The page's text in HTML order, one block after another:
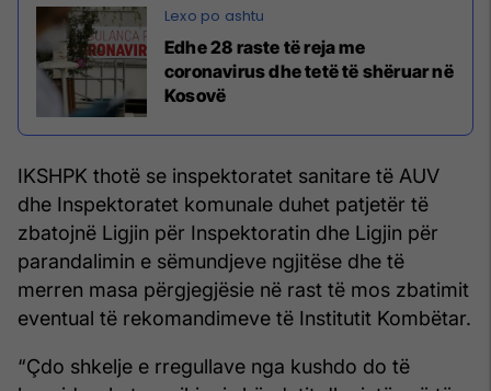
Edhe 28 raste të reja me
coronavirus dhe tetë të shëruar në
Kosovë
IKSHPK thotë se inspektoratet sanitare të AUV
dhe Inspektoratet komunale duhet patjetër të
zbatojnë Ligjin për Inspektoratin dhe Ligjin për
parandalimin e sëmundjeve ngjitëse dhe të
merren masa përgjegjësie në rast të mos zbatimit
eventual të rekomandimeve të Institutit Kombëtar.
“Çdo shkelje e rregullave nga kushdo do të